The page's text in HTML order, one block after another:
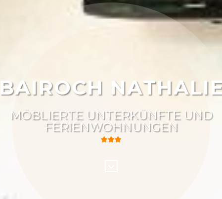
BAIROCH
MÖBLIERTE UNTERKÜNFTE UND
FERIENWOHNUNGEN